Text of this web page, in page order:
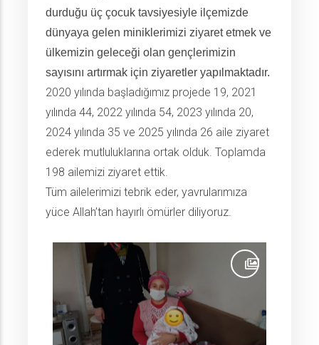
durduğu üç çocuk tavsiyesiyle ilçemizde
dünyaya gelen miniklerimizi ziyaret etmek ve
ülkemizin geleceği olan gençlerimizin
sayısını artırmak için ziyaretler yapılmaktadır.
2020 yılında başladığımız projede 19, 2021
yılında 44, 2022 yılında 54, 2023 yılında 20,
2024 yılında 35 ve 2025 yılında 26 aile ziyaret
ederek mutluluklarına ortak olduk. Toplamda
198 ailemizi ziyaret ettik.
Tüm ailelerimizi tebrik eder, yavrularımıza
yüce Allah’tan hayırlı ömürler diliyoruz.